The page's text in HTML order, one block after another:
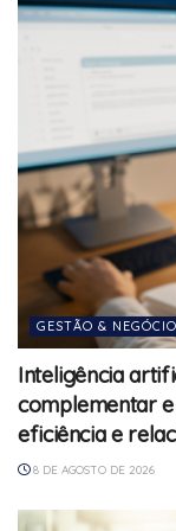
GESTÃO &
Inteligência
complementar
eficiência e
8 DE AGOSTO DE 2026